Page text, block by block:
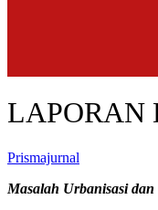
LAPORAN
Prismajurnal
Masalah Urbanisasi